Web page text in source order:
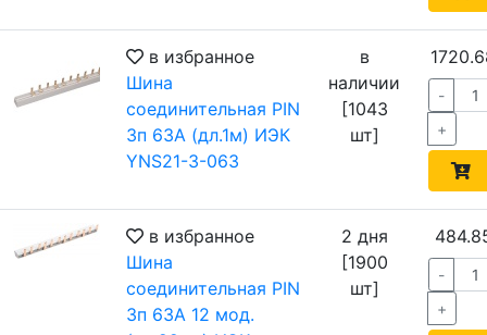
в избранное
Шина
соединительная PIN
3п 63А (дл.1м) ИЭК
YNS21-3-063
в
наличии
[1043
шт]
-
+
в избранное
Шина
соединительная PIN
3п 63А 12 мод.
2 дня
[1900
шт]
-
+